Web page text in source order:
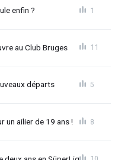
enfin ? 1
au Club Bruges 11
départs 5
un ailier de 19 ans ! 8